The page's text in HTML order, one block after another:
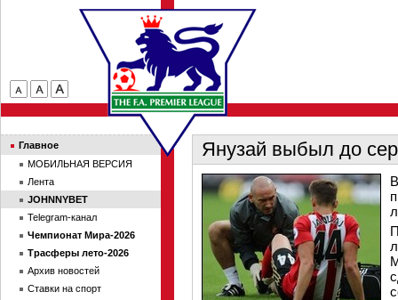
Янузай выбыл до
Главное
МОБИЛЬНАЯ ВЕРСИЯ
Лента
JOHNNYBET
Telegram-канал
Чемпионат Мира-2026
Трасферы лето-2026
Архив новостей
Ставки на спорт